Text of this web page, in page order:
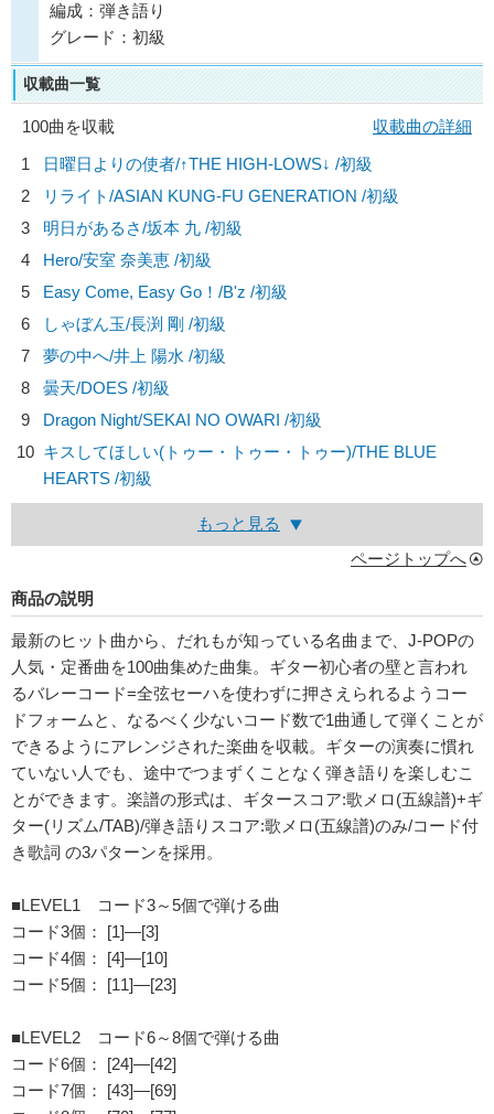
編成：弾き語り
グレード：初級
収載曲一覧
100曲を収載
収載曲の詳細
1
日曜日よりの使者/↑THE HIGH-LOWS↓ /初級
2
リライト/ASIAN KUNG-FU GENERATION /初級
3
明日があるさ/坂本 九 /初級
4
Hero/安室 奈美恵 /初級
5
Easy Come, Easy Go！/B'z /初級
6
しゃぼん玉/長渕 剛 /初級
7
夢の中へ/井上 陽水 /初級
8
曇天/DOES /初級
9
Dragon Night/SEKAI NO OWARI /初級
10 キスしてほしい(トゥー・トゥー・トゥー)/THE BLUE
HEARTS /初級
もっと見る
ページトップへ
商品の説明
最新のヒット曲から、だれもが知っている名曲まで、J-POPの
人気・定番曲を100曲集めた曲集。ギター初心者の壁と言われ
るバレーコード=全弦セーハを使わずに押さえられるようコー
ドフォームと、なるべく少ないコード数で1曲通して弾くことが
できるようにアレンジされた楽曲を収載。ギターの演奏に慣れ
ていない人でも、途中でつまずくことなく弾き語りを楽しむこ
とができます。楽譜の形式は、ギタースコア:歌メロ(五線譜)+ギ
ター(リズム/TAB)/弾き語りスコア:歌メロ(五線譜)のみ/コード付
き歌詞 の3パターンを採用。
■LEVEL1 コード3～5個で弾ける曲
コード3個： [1]―[3]
コード4個： [4]―[10]
コード5個： [11]―[23]
■LEVEL2 コード6～8個で弾ける曲
コード6個： [24]―[42]
コード7個： [43]―[69]